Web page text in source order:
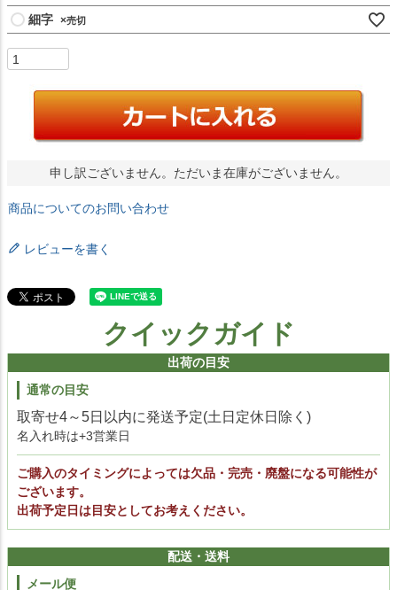
細字 ×
申し訳ございません。ただいま在庫がございません。
商品についてのお問い合わせ
レビューを書く
クイックガイド
出荷の目安
通常の目安
取寄せ4～5日以内に発送予定(土日定休日除く)
名入れ時は+3営業日
ご購入のタイミングによっては欠品・完売・廃盤になる可能性が
ございます。
出荷予定日は目安としてお考えください。
配送・送料
メール便